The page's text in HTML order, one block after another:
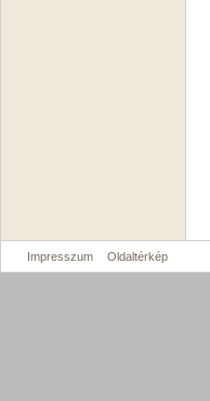
Impresszum Oldaltérkép